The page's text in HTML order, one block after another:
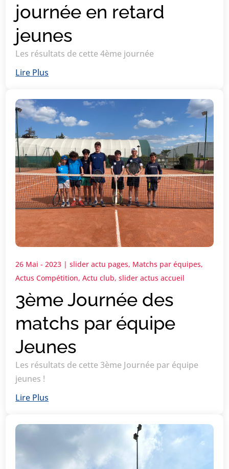
journée en retard
jeunes
Les résultats de cette 4ème journée
Lire Plus
3ème Journée des
matchs par équipe
Jeunes
26 Mai - 2023 |slider actu pages, Matchs par équipes,
Actus Compétition,Actu club,slider actus accueil
Les résultats de cette 3ème Journée par équipe
jeunes !
Lire Plus